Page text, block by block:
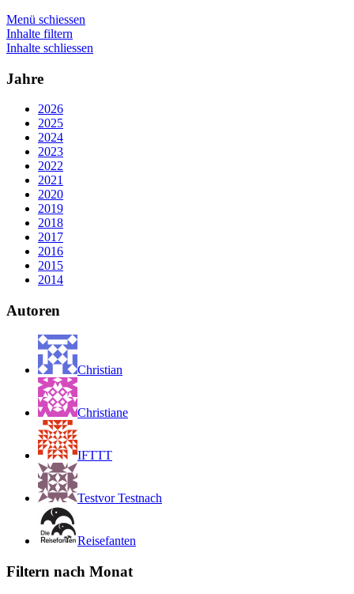
Menü schiessen
Inhalte filtern
Inhalte schliessen
Jahre
2026
2025
2024
2023
2022
2021
2020
2019
2018
2017
2016
2015
2014
Autoren
Christian
Christiane
IFTTT
Testvor Testnach
Reisefanten
Filtern nach Monat